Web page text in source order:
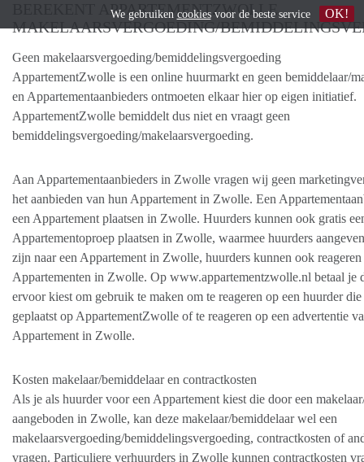
BEREKENT APPARTEMENTZWOLLE
MAKELAARSVERGOEDING/
Geen makelaarsvergoeding/bemiddelingsvergoeding
AppartementZwolle is een online huurmarkt en geen bemiddelaar/
en Appartementaanbieders ontmoeten elkaar hier op eigen initiatief.
AppartementZwolle bemiddelt dus niet en vraagt geen
bemiddelingsvergoeding/makelaarsvergoeding.
Aan Appartementaanbieders in Zwolle vragen wij geen
het aanbieden van hun Appartement in Zwolle. Een
een Appartement plaatsen in Zwolle. Huurders kunnen ook gratis
Appartementoproep plaatsen in Zwolle, waarmee huurders
zijn naar een Appartement in Zwolle, huurders kunnen ook
Appartementen in Zwolle. Op www.appartementzwolle.nl betaal je
ervoor kiest om gebruik te maken om te reageren op een huurder
geplaatst op AppartementZwolle of te reageren op een advertentie
Appartement in Zwolle.
Kosten makelaar/bemiddelaar en contractkosten
Als je als huurder voor een Appartement kiest die door een
aangeboden in Zwolle, kan deze makelaar/bemiddelaar wel een
makelaarsvergoeding/bemiddelingsvergoeding, contractkosten of
vragen. Particuliere verhuurders in Zwolle kunnen contractkosten
We gebruiken cookiesvoor de beste service OK!